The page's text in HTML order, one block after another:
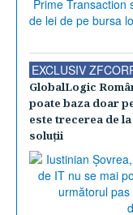
EXCLUSIV
GlobalLogic
poate baza doar
este trecerea de
soluţii